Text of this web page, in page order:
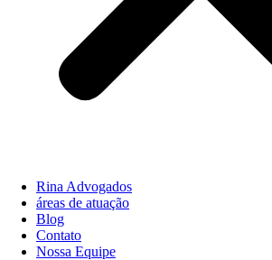
Rina Advogados
áreas de atuação
Blog
Contato
Nossa Equipe